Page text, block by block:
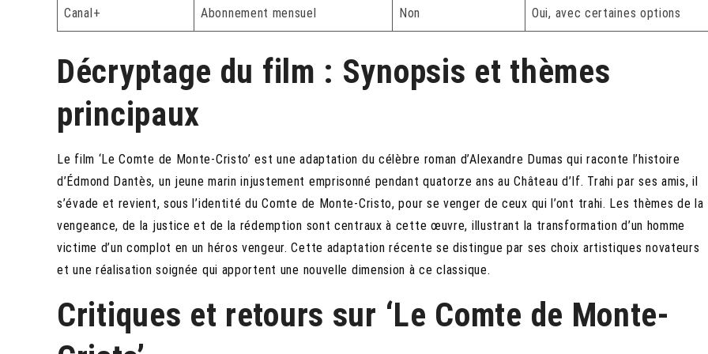
Canal+ Abonnement mensuel Non Oui, avec certaines options
Décryptage du film : Synopsis et thèmes
principaux
Le film ‘Le Comte de Monte-Cristo’ est une adaptation du célèbre roman d’Alexandre Dumas qui raconte l’histoire
d’Édmond Dantès, un jeune marin injustement emprisonné pendant quatorze ans au Château d’If. Trahi par ses amis, il
s’évade et revient, sous l’identité du Comte de Monte-Cristo, pour se venger de ceux qui l’ont trahi. Les thèmes de la
vengeance, de la justice et de la rédemption sont centraux à cette œuvre, illustrant la transformation d’un homme
victime d’un complot en un héros vengeur. Cette adaptation récente se distingue par ses choix artistiques novateurs
et une réalisation soignée qui apportent une nouvelle dimension à ce classique.
Critiques et retours sur ‘Le Comte de Monte-